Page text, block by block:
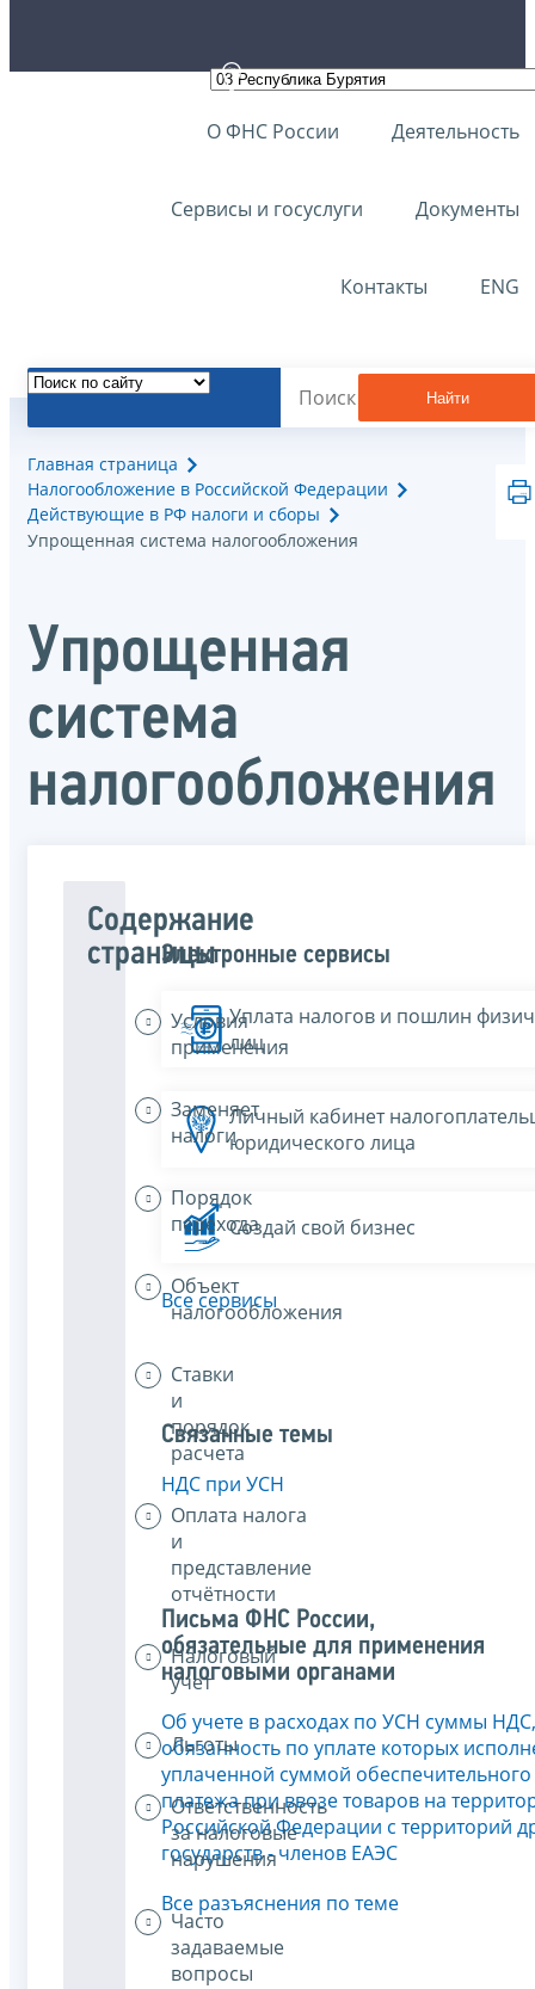
О ФНС России Деятельность
Сервисы и госуслуги Документы
Контакты ENG
Найти
Главная страница
Налогообложение в Российской Федерации
Действующие в РФ налоги и сборы
Упрощенная система налогообложения
Упрощенная
система
налогообложения
Содержание
страницы
Условия
применения
Заменяет
налоги
Порядок
перехода
Объект
налогообложения
Ставки
и
порядок
расчета
Оплата налога
и
представление
отчётности
Налоговый
учет
Льготы
Ответственность
за налоговые
нарушения
Часто
задаваемые
вопросы
Электронные сервисы
Уплата налогов и пошлин
лиц
Личный кабинет
юридического лица
Создай свой бизнес
Все сервисы
Связанные темы
НДС при УСН
Письма ФНС России,
обязательные для применения
налоговыми органами
Об учете в расходах по УСН суммы НДС,
обязанность по уплате которых
уплаченной суммой обеспечительного
платежа при ввозе товаров на
Российской Федерации с территорий
государств - членов ЕАЭС
Все разъяснения по теме